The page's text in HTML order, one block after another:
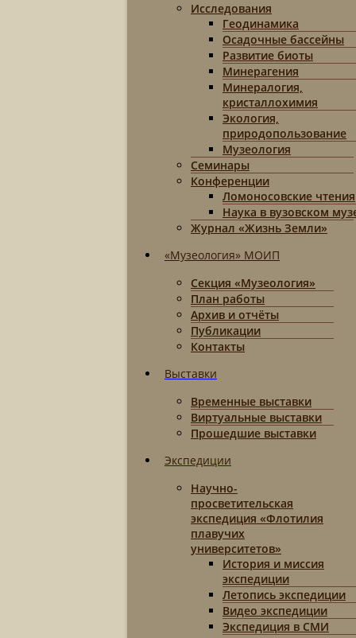
Исследования
Геодинамика
Осадочные бассейны
Развитие биоты
Минерагения
Минералогия,
кристаллохимия
Экология,
природопользование
Музеология
Семинары
Конференции
Ломоносовские чтения
Наука в вузовском
Журнал «Жизнь Земли»
«Музеология» МОИП
Секция «Музеология»
План работы
Архив и отчёты
Публикации
Контакты
Выставки
Временные выставки
Виртуальные выставки
Прошедшие выставки
Экспедиции
Научно-
просветительская
экспедиция «Флотилия
плавучих
университетов»
История и миссия
экспедиции
Летопись экспедиции
Видео экспедиции
Экспедиция в СМИ